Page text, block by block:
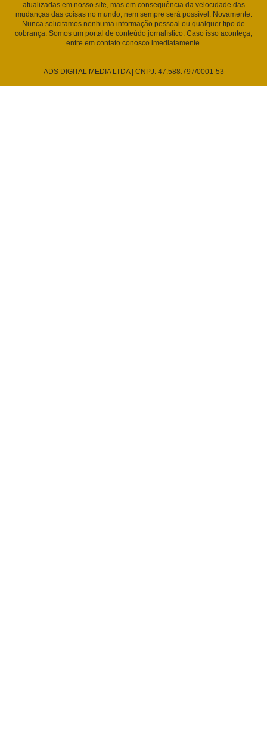
atualizadas em nosso site, mas em consequência da velocidade das
mudanças das coisas no mundo, nem sempre será possível. Novamente:
Nunca solicitamos nenhuma informação pessoal ou qualquer tipo de
cobrança. Somos um portal de conteúdo jornalístico. Caso isso aconteça,
entre em contato conosco imediatamente.
ADS DIGITAL MEDIA LTDA | CNPJ: 47.588.797/0001-53